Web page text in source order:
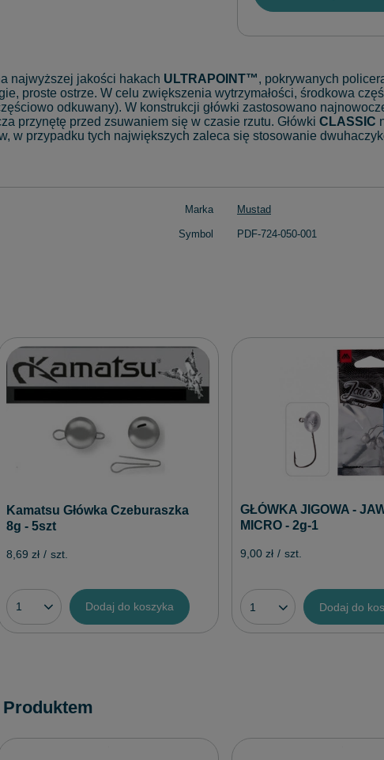
najwyższej jakości hakach ULTRAPOINT™, pokrywanych
proste ostrze. W celu zwiększenia wytrzymałości, środkowa
odkuwany). W konstrukcji główki zastosowano
przynętę przed zsuwaniem się w czasie rzutu. Główki CLASSIC
w przypadku tych największych zaleca się stosowanie
Marka Mustad
Symbol PDF-724-050-001
Kamatsu Główka Czeburaszka
8g - 5szt
8,69 zł / szt.
Dodaj do koszyka
GŁÓWKA JIGOWA -
MICRO - 2g-1
9,00 zł / szt.
Dodaj do